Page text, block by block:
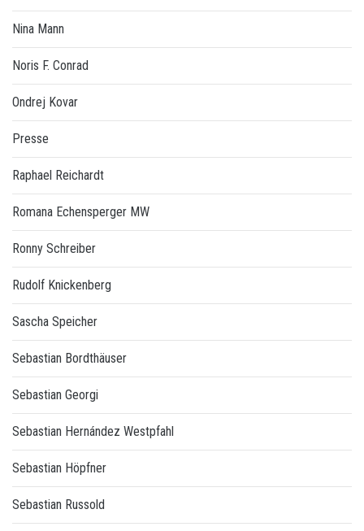
Nina Mann
Noris F. Conrad
Ondrej Kovar
Presse
Raphael Reichardt
Romana Echensperger MW
Ronny Schreiber
Rudolf Knickenberg
Sascha Speicher
Sebastian Bordthäuser
Sebastian Georgi
Sebastian Hernández Westpfahl
Sebastian Höpfner
Sebastian Russold